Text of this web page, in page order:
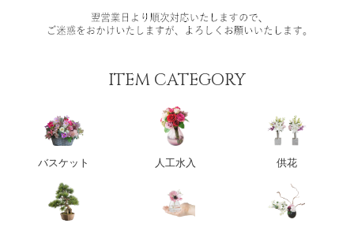
ITEM CATEGORY
バスケット 人工水入 供花